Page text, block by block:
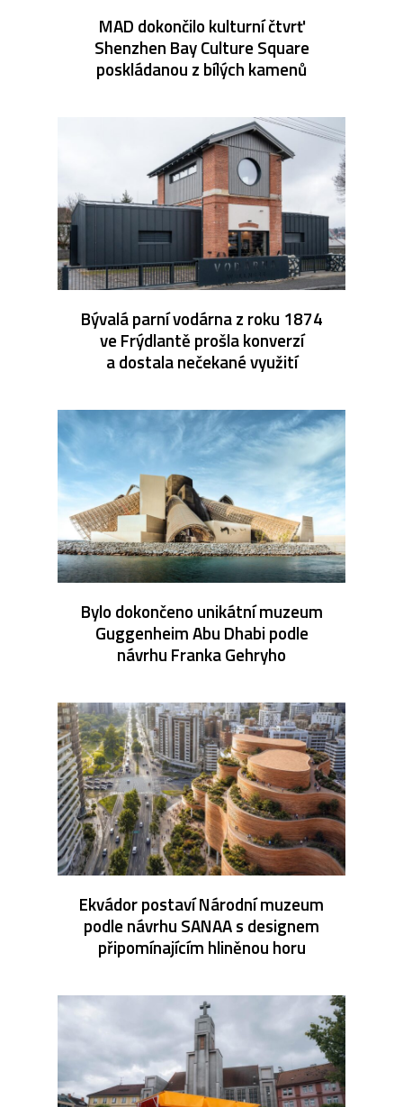
MAD dokončilo kulturní čtvrť
Shenzhen Bay Culture Square
poskládanou z bílých kamenů
Bývalá parní vodárna z roku 1874
ve Frýdlantě prošla konverzí
a dostala nečekané využití
Bylo dokončeno unikátní muzeum
Guggenheim Abu Dhabi podle
návrhu Franka Gehryho
Ekvádor postaví Národní muzeum
podle návrhu SANAA s designem
připomínajícím hliněnou horu